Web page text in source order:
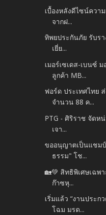
เบื้องหลังดีไซน์ควา
จากฝ...
ทิพยประกันภัย รับร
เยี่ย...
เมอร์เซเดส-เบนซ์
ลูกค้า MB...
ฟอร์ด ประเทศไทย ส่
จำนวน 88 ค...
PTG - ศิริราช จัดห
เจา...
ขออนุญาตเป็นแชม
ธรรม" โช...
🏡💚 สิทธิพิเศษเฉพ
ก๊าซหุ...
เริ่มแล้ว “งานประก
โฉม มรด...